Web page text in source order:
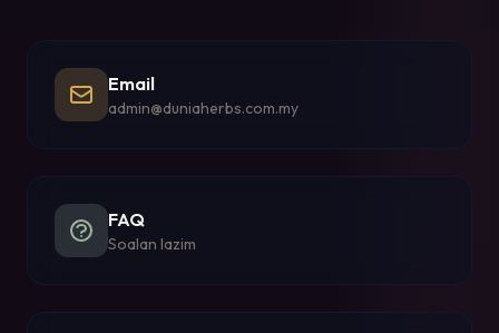
Email
admin@duniaherbs.com.my
FAQ
Soalan lazim